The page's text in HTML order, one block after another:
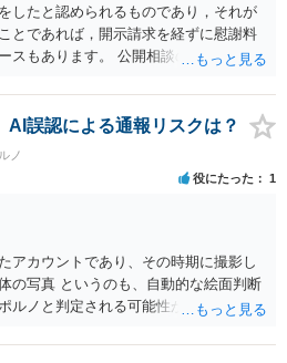
したと認められるものであり，それが
とであれば，開示請求を経ずに慰謝料
スもあります。 公開相談の場では回答
ょう。
誤認による通報リスクは？
ノ
役にたった 1
アカウントであり、その時期に撮影し
の写真 というのも、自動的な絵面判断
ルノと判定される可能性があります。